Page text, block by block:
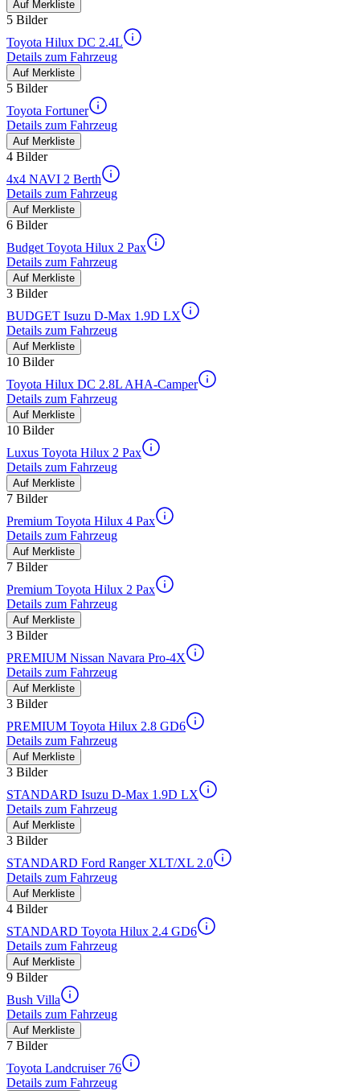
Auf Merkliste
5 Bilder
Toyota Hilux DC 2.4L
Details zum Fahrzeug
Auf Merkliste
5 Bilder
Toyota Fortuner
Details zum Fahrzeug
Auf Merkliste
4 Bilder
4x4 NAVI 2 Berth
Details zum Fahrzeug
Auf Merkliste
6 Bilder
Budget Toyota Hilux 2 Pax
Details zum Fahrzeug
Auf Merkliste
3 Bilder
BUDGET Isuzu D-Max 1.9D LX
Details zum Fahrzeug
Auf Merkliste
10 Bilder
Toyota Hilux DC 2.8L AHA-Camper
Details zum Fahrzeug
Auf Merkliste
10 Bilder
Luxus Toyota Hilux 2 Pax
Details zum Fahrzeug
Auf Merkliste
7 Bilder
Premium Toyota Hilux 4 Pax
Details zum Fahrzeug
Auf Merkliste
7 Bilder
Premium Toyota Hilux 2 Pax
Details zum Fahrzeug
Auf Merkliste
3 Bilder
PREMIUM Nissan Navara Pro-4X
Details zum Fahrzeug
Auf Merkliste
3 Bilder
PREMIUM Toyota Hilux 2.8 GD6
Details zum Fahrzeug
Auf Merkliste
3 Bilder
STANDARD Isuzu D-Max 1.9D LX
Details zum Fahrzeug
Auf Merkliste
3 Bilder
STANDARD Ford Ranger XLT/XL 2.0
Details zum Fahrzeug
Auf Merkliste
4 Bilder
STANDARD Toyota Hilux 2.4 GD6
Details zum Fahrzeug
Auf Merkliste
9 Bilder
Bush Villa
Details zum Fahrzeug
Auf Merkliste
7 Bilder
Toyota Landcruiser 76
Details zum Fahrzeug